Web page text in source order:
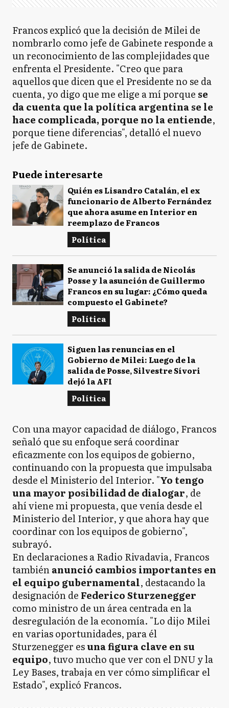
Francos explicó que la decisión de Milei de
nombrarlo como jefe de Gabinete responde a
un reconocimiento de las complejidades que
enfrenta el Presidente. "Creo que para
aquellos que dicen que el Presidente no se da
cuenta, yo digo que me elige a mí porque se
da cuenta que la política argentina se le
hace complicada, porque no la entiende,
porque tiene diferencias", detalló el nuevo
jefe de Gabinete.
Puede interesarte
Quién es Lisandro Catalán, el ex
funcionario de Alberto Fernández
que ahora asume en Interior en
reemplazo de Francos
Política
Se anunció la salida de Nicolás
Posse y la asunción de Guillermo
Francos en su lugar: ¿Cómo queda
compuesto el Gabinete?
Política
Siguen las renuncias en el
Gobierno de Milei: Luego de la
salida de Posse, Silvestre Sívori
dejó la AFI
Política
Con una mayor capacidad de diálogo, Francos
señaló que su enfoque será coordinar
eficazmente con los equipos de gobierno,
continuando con la propuesta que impulsaba
desde el Ministerio del Interior. "Yo tengo
una mayor posibilidad de dialogar, de
ahí viene mi propuesta, que venía desde el
Ministerio del Interior, y que ahora hay que
coordinar con los equipos de gobierno",
subrayó.
En declaraciones a Radio Rivadavia, Francos
tambiénanunció cambios importantes en
el equipo gubernamental, destacando la
designación de Federico Sturzenegger
como ministro de un área centrada en la
desregulación de la economía. "Lo dijo Milei
en varias oportunidades, para él
Sturzenegger esuna figura clave en su
equipo, tuvo mucho que ver con el DNU y la
Ley Bases, trabaja en ver cómo simplificar el
Estado", explicó Francos.